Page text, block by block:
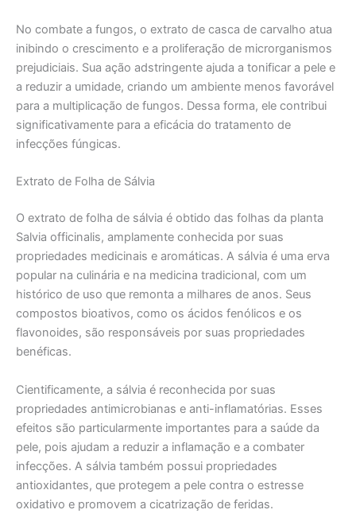
No combate a fungos, o extrato de casca de carvalho atua
inibindo o crescimento e a proliferação de microrganismos
prejudiciais. Sua ação adstringente ajuda a tonificar a pele e
a reduzir a umidade, criando um ambiente menos favorável
para a multiplicação de fungos. Dessa forma, ele contribui
significativamente para a eficácia do tratamento de
infecções fúngicas.
Extrato de Folha de Sálvia
O extrato de folha de sálvia é obtido das folhas da planta
Salvia officinalis, amplamente conhecida por suas
propriedades medicinais e aromáticas. A sálvia é uma erva
popular na culinária e na medicina tradicional, com um
histórico de uso que remonta a milhares de anos. Seus
compostos bioativos, como os ácidos fenólicos e os
flavonoides, são responsáveis por suas propriedades
benéficas.
Cientificamente, a sálvia é reconhecida por suas
propriedades antimicrobianas e anti-inflamatórias. Esses
efeitos são particularmente importantes para a saúde da
pele, pois ajudam a reduzir a inflamação e a combater
infecções. A sálvia também possui propriedades
antioxidantes, que protegem a pele contra o estresse
oxidativo e promovem a cicatrização de feridas.